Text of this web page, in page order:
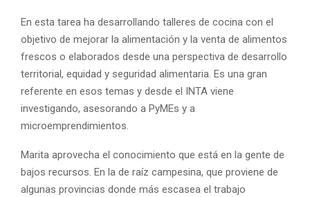
En esta tarea ha desarrollando talleres de cocina con el
objetivo de mejorar la alimentación y la venta de alimentos
frescos o elaborados desde una perspectiva de desarrollo
territorial, equidad y seguridad alimentaria. Es una gran
referente en esos temas y desde el INTA viene
investigando, asesorando a PyMEs y a
microemprendimientos.
Marita aprovecha el conocimiento que está en la gente de
bajos recursos. En la de raíz campesina, que proviene de
algunas provincias donde más escasea el trabajo